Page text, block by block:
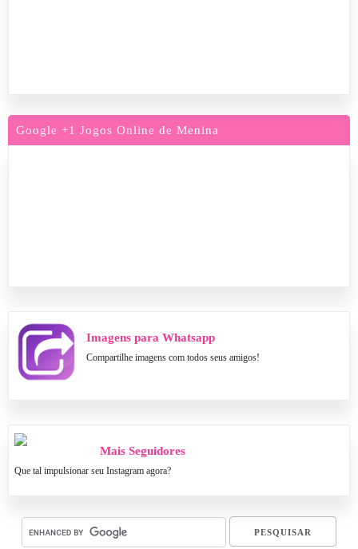
Google +1 Jogos Online de Menina
Imagens para Whatsapp
Compartilhe imagens com todos seus amigos!
Mais Seguidores
Que tal impulsionar seu Instagram agora?